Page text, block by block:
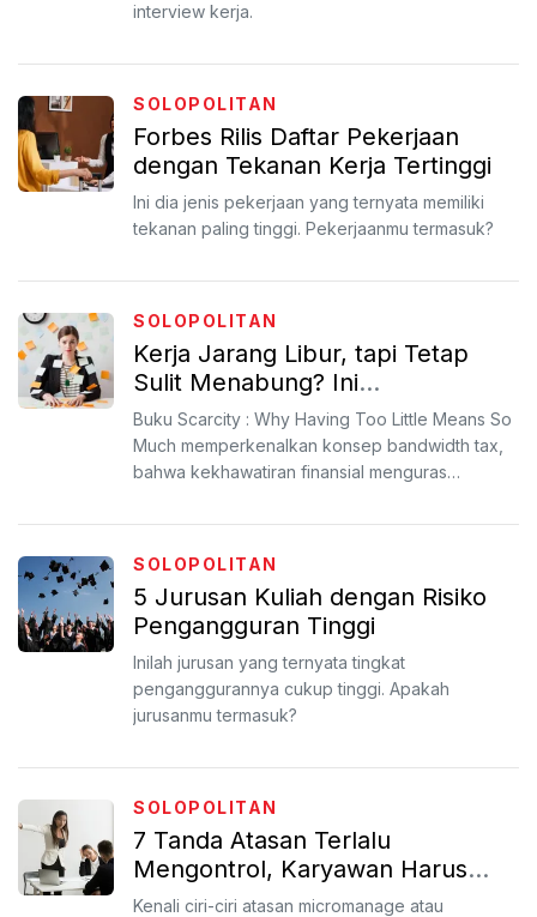
interview kerja.
SOLOPOLITAN
Forbes Rilis Daftar Pekerjaan
dengan Tekanan Kerja Tertinggi
Ini dia jenis pekerjaan yang ternyata memiliki
tekanan paling tinggi. Pekerjaanmu termasuk?
SOLOPOLITAN
Kerja Jarang Libur, tapi Tetap
Sulit Menabung? Ini
Penyebabnya
Buku Scarcity : Why Having Too Little Means So
Much memperkenalkan konsep bandwidth tax,
bahwa kekhawatiran finansial menguras
SOLOPOLITAN
5 Jurusan Kuliah dengan Risiko
Pengangguran Tinggi
Inilah jurusan yang ternyata tingkat
penganggurannya cukup tinggi. Apakah
jurusanmu termasuk?
SOLOPOLITAN
7 Tanda Atasan Terlalu
Mengontrol, Karyawan Harus
Waspada
Kenali ciri-ciri atasan micromanage atau